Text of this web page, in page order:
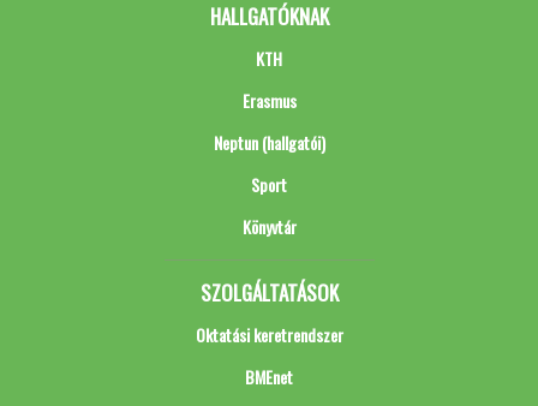
HALLGATÓKNAK
KTH
Erasmus
Neptun (hallgatói)
Sport
Könyvtár
SZOLGÁLTATÁSOK
Oktatási keretrendszer
BMEnet